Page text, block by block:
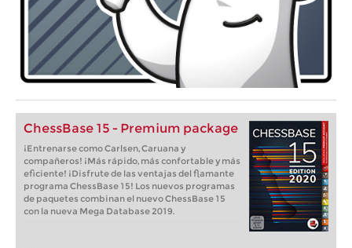
ChessBase 15 - Premium package
¡Entrenarse como Carlsen, Caruana y
compañeros! ¡Más rápido, más confortable y más
eficiente! ¡Disfrute de las ventajas del flamante
programa ChessBase 15! Los nuevos programas
de paquetes combinan el nuevo ChessBase 15
con la nueva Mega Database 2019.